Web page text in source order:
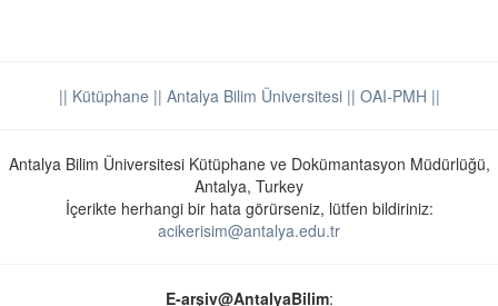
|| Kütüphane || Antalya Bilim Üniversitesi || OAI-PMH ||
Antalya Bilim Üniversitesi Kütüphane ve Dokümantasyon Müdürlüğü,
Antalya, Turkey
İçerikte herhangi bir hata görürseniz, lütfen bildiriniz:
acikerisim@antalya.edu.tr
E-arşiv@AntalyaBilim: